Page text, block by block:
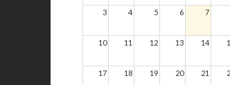
3 4 5 6 7
10 11 12 13 14
17 18 19 20 21